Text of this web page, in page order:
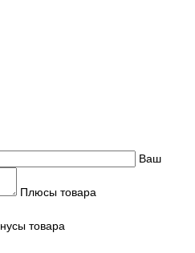
Ваш
Плюсы товара
товара